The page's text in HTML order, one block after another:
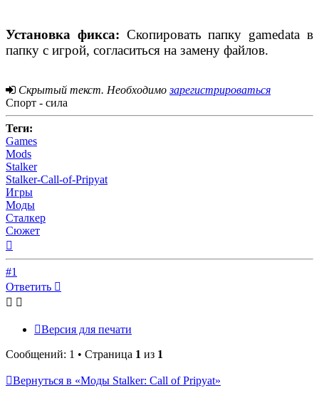
Установка фикса: Скопировать папку gamedata в
папку с игрой, согласиться на замену файлов.
Скрытый текст. Необходимозарегистрироваться
Спорт - сила
Теги:
Games
Mods
Stalker
Stalker-Call-of-Pripyat
Игры
Моды
Сталкер
Сюжет
началу
#1
Ответить
Версия для печати
Сообщений: 1 • Страница 1 из 1
Вернуться в «Моды Stalker: Call of Pripyat»